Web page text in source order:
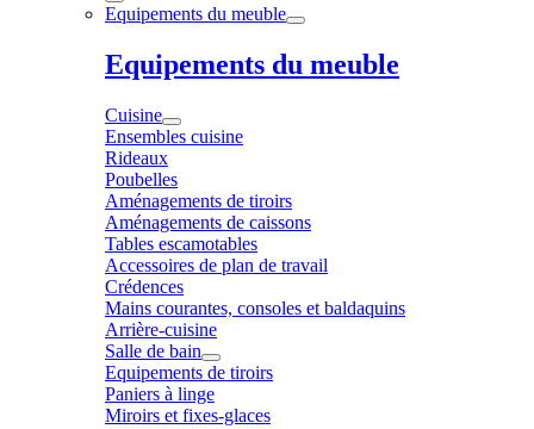
Equipements du meuble
Equipements du meuble
Cuisine
Ensembles cuisine
Rideaux
Poubelles
Aménagements de tiroirs
Aménagements de caissons
Tables escamotables
Accessoires de plan de travail
Crédences
Mains courantes, consoles et baldaquins
Arrière-cuisine
Salle de bain
Equipements de tiroirs
Paniers à linge
Miroirs et fixes-glaces